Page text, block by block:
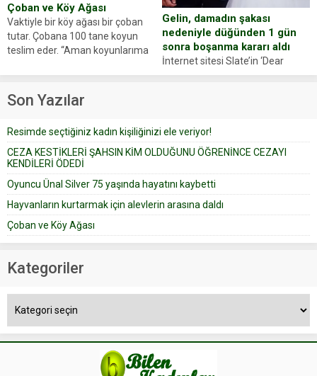
Çoban ve Köy Ağası
Vaktiyle bir köy ağası bir çoban
tutar. Çobana 100 tane koyun
teslim eder. “Aman koyunlarıma
Çoban koyunları alır gider. Aylar...
Gelin, damadın şakası
nedeniyle düğünden 1 gün
sonra boşanma kararı aldı
İnternet sitesi Slate’in ‘Dear
Prudence’ isimli tavsiye köşesine
yapıştırdığı için düğünden...
Son Yazılar
Resimde seçtiğiniz kadın kişiliğinizi ele veriyor!
CEZA KESTİKLERİ ŞAHSIN KİM OLDUĞUNU ÖĞRENİNCE CEZAYI
KENDİLERİ ÖDEDİ
Oyuncu Ünal Silver 75 yaşında hayatını kaybetti
Hayvanların kurtarmak için alevlerin arasına daldı
Çoban ve Köy Ağası
Kategoriler